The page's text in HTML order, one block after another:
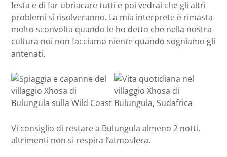
festa e di far ubriacare tutti e poi vedrai che gli altri
problemi si risolveranno. La mia interprete è rimasta
molto sconvolta quando le ho detto che nella nostra
cultura noi non facciamo niente quando sogniamo gli
antenati.
Vi consiglio di restare a Bulungula almeno 2 notti,
altrimenti non si respira l’atmosfera.